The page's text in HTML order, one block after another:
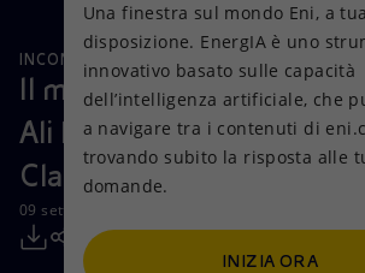
scopri EnergIA, la nostra nuova
artificiale.
Visione
Mission e valori
Persone e Partnership
Net Zero
Azioni
Diversificazione energetica
Tecnologie per la transizione
Collaborazioni per l'innovazione
Prodotti
Casa
Imprese
Mobilità
INCONTRI E ACCORDI
Il ministro del petrolio
Ali Hussein Luaibi
Claudio Descalzi
09 settembre 2018 - 14:50 CEST
Una finestra sul mondo Eni, a tua
disposizione. EnergIA è uno
innovativo basato sulle capacità
dell’intelligenza artificiale, che
a navigare tra i contenuti di
trovando subito la risposta alle
domande.
INIZIA ORA